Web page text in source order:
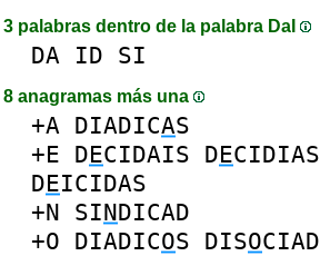
3 palabras dentro de la palabra DaI
DA ID SI
8 anagramas más una
+A DIADICAS
+E DECIDAIS DECIDIAS
DEICIDAS
+N SINDICAD
+O DIADICOS DISOCIAD